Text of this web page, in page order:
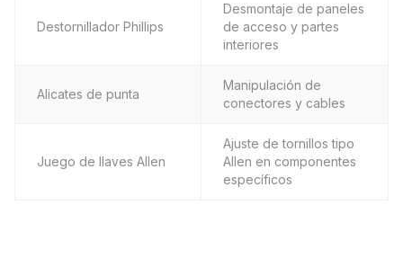
Destornillador Phillips
Desmontaje de paneles
de acceso y partes
interiores
Alicates de punta
Manipulación de
conectores y cables
Juego de llaves Allen
Ajuste de tornillos tipo
Allen en componentes
específicos